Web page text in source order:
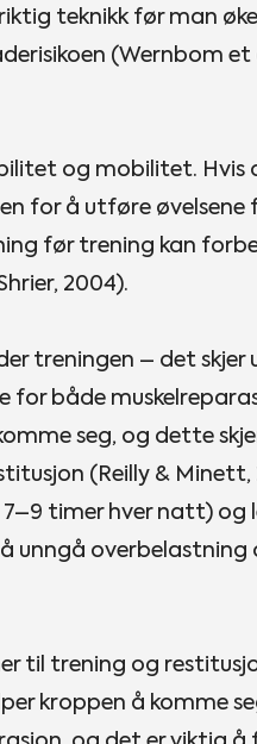
teknikk før man
(Wernbom et
og mobilitet. Hvis
for å utføre øvelsene
før trening kan
2004).
treningen – det skjer
for både
seg, og dette
(Reilly & Minett,
timer hver natt) og
unngå overbelastning
til trening og
kroppen å komme